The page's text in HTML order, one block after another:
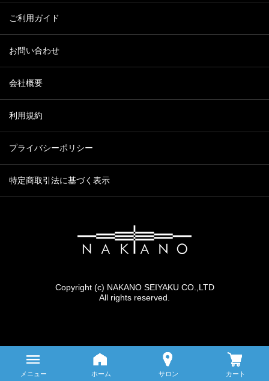
メニュー ホーム サロン カート
ご利用ガイド
お問い合わせ
会社概要
利用規約
プライバシーポリシー
特定商取引法に基づく表示
Copyright (c) NAKANO SEIYAKU CO.,LTD
All rights reserved.